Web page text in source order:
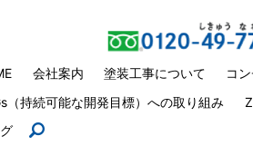
会社案内 塗装工事について コ
（持続可能な開発目標）への取り組み
search